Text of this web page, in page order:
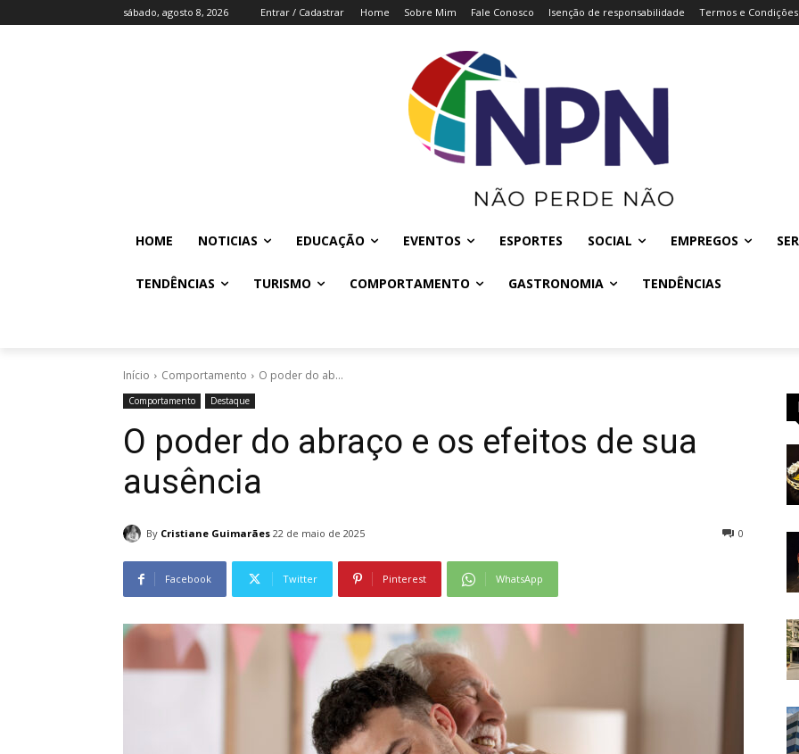
sábado, agosto 8, 2026 Entrar / Cadastrar Home Sobre Mim Fale Conosco Isenção de responsabilidade Termos e Condições
HOME NOTICIAS EDUCAÇÃO EVENTOS ESPORTES SOCIAL EMPREGOS
TENDÊNCIAS TURISMO COMPORTAMENTO GASTRONOMIA TENDÊNCIAS
Início Comportamento O poder do ab...
Comportamento Destaque
O poder do abraço e os efeitos de sua
ausência
By Cristiane Guimarães 22 de maio de 2025 0
Facebook Twitter Pinterest WhatsApp